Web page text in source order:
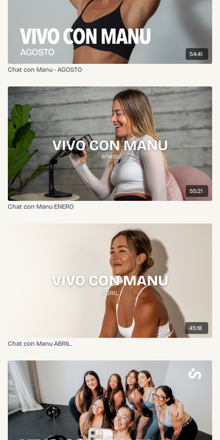
54:41
Chat con Manu - AGOSTO
55:21
Chat con Manu ENERO
45:18
Chat con Manu ABRIL.